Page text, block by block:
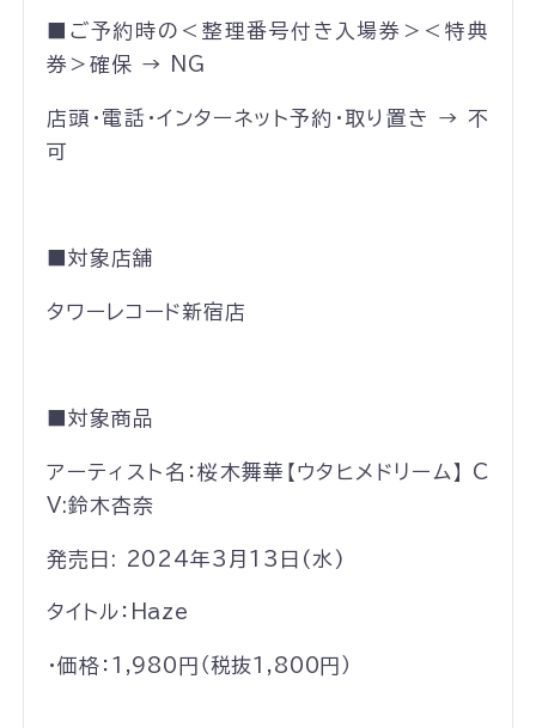
■ご予約時の＜整理番号付き入場券＞＜特典
券＞確保 → NG
店頭・電話・インターネット予約・取り置き → 不
可
■対象店舗
タワーレコード新宿店
■対象商品
アーティスト名：桜木舞華【ウタヒメドリーム】 C
V:鈴木杏奈
発売日: 2024年3月13日(水)
タイトル：Haze
・価格：1,980円（税抜1,800円）